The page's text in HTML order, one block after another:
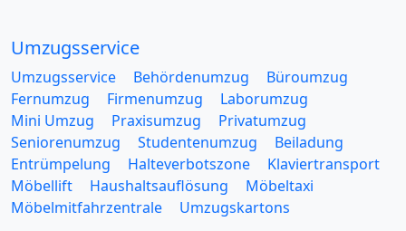
Umzugsservice
Umzugsservice Behördenumzug
Büroumzug
Fernumzug
Firmenumzug
Laborumzug
Mini Umzug
Praxisumzug
Privatumzug
Seniorenumzug
Studentenumzug
Beiladung
Entrümpelung
Halteverbotszone
Klaviertransport
Möbellift
Haushaltsauflösung
Möbeltaxi
Möbelmitfahrzentrale
Umzugskartons